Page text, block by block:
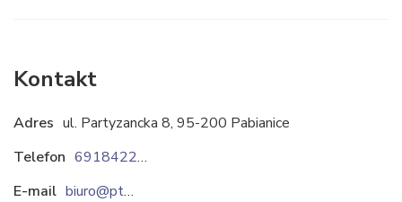
Kontakt
Adres ul. Partyzancka 8, 95-200 Pabianice
Telefon
691842211
E-mail
biuro@ptbsc.pl